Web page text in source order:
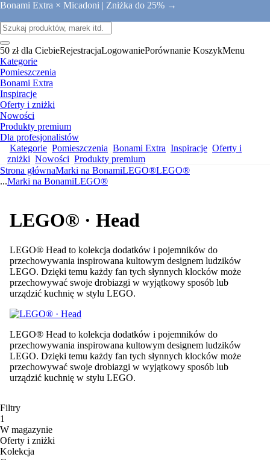
Bonami Extra × Micadoni | Zniżka do 25% →
50 zł dla CiebieRejestracjaLogowaniePorównanie KoszykMenu
Kategorie
Pomieszczenia
Bonami Extra
Inspiracje
Oferty i zniżki
Nowości
Produkty premium
Dla profesjonalistów
Kategorie Pomieszczenia Bonami Extra Inspiracje Oferty i
zniżki Nowości Produkty premium
Strona głównaMarki na BonamiLEGO®LEGO®
...Marki na BonamiLEGO®
LEGO® · Head
LEGO® Head to kolekcja dodatków i pojemników do
przechowywania inspirowana kultowym designem ludzików
LEGO. Dzięki temu każdy fan tych słynnych klocków może
przechowywać swoje drobiazgi w wyjątkowy sposób lub
urządzić kuchnię w stylu LEGO.
LEGO® Head to kolekcja dodatków i pojemników do
przechowywania inspirowana kultowym designem ludzików
LEGO. Dzięki temu każdy fan tych słynnych klocków może
przechowywać swoje drobiazgi w wyjątkowy sposób lub
urządzić kuchnię w stylu LEGO.
Filtry
1
W magazynie
Oferty i zniżki
Kolekcja